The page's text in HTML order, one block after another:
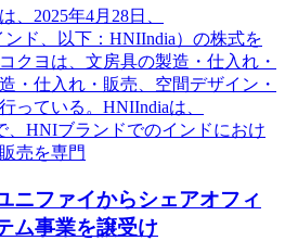
、2025年4月28日、
ンド、以下：HNIIndia）の株式を
クヨは、文房具の製造・仕入れ・
・仕入れ・販売、空間デザイン・
っている。HNIIndiaは、
、HNIブランドでのインドにおけ
売を専門
ニファイからシェアオフィ
ム事業を譲受け